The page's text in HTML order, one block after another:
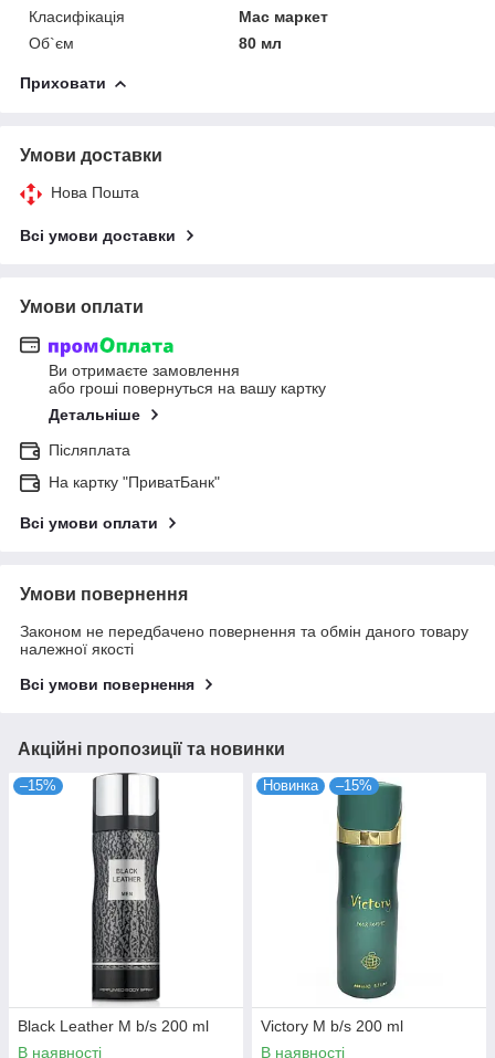
Класифікація
Мас маркет
Об`єм
80 мл
Приховати
Умови доставки
Нова Пошта
Всі умови доставки
Умови оплати
Ви отримаєте замовлення
або гроші повернуться на вашу картку
Детальніше
Післяплата
На картку "ПриватБанк"
Всі умови оплати
Умови повернення
Законом не передбачено повернення та обмін даного товару
належної якості
Всі умови повернення
Акційні пропозиції та новинки
–15%
Black Leather M b/s 200 ml
В наявності
Новинка –15%
Victory M b/s 200 ml
В наявності